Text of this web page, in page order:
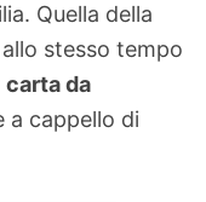
Quella della
stesso tempo
carta da
a cappello di